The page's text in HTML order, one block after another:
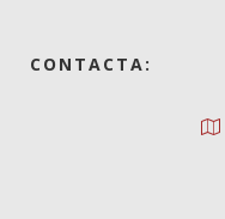
CONTACTA: